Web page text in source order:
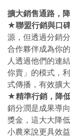
擴大銷售通路，
★聯盟行銷與口
源，但透過分銷
合作夥伴成為你
人透過他們的連
你賣」的模式，
式傳播，有效擴大
★精準行銷，降
銷分潤是成果導
獎金，這大大降
小農來說更具效益